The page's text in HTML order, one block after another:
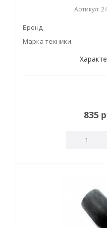
Артикул:
Бренд
Марка техники
835